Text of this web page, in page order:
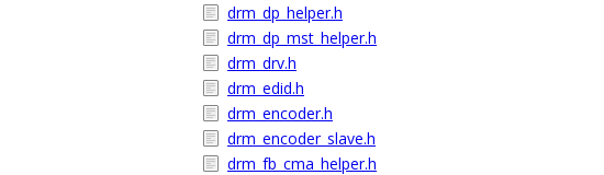
drm_dp_helper.h
drm_dp_mst_helper.h
drm_drv.h
drm_edid.h
drm_encoder.h
drm_encoder_slave.h
drm_fb_cma_helper.h